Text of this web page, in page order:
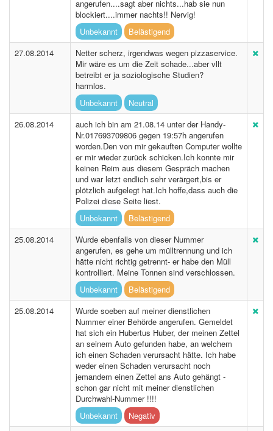
angerufen....sagt aber nichts...hab sie nun
blockiert....immer nachts!! Nervig!
Unbekannt
Belästigend
27.08.2014
Netter scherz, irgendwas wegen pizzaservice.
Mir wäre es um die Zeit schade...aber vllt
betreibt er ja soziologische Studien?
harmlos.
Unbekannt
Neutral
26.08.2014
auch ich bin am 21.08.14 unter der Handy-
Nr.017693709806 gegen 19:57h angerufen
worden.Den von mir gekauften Computer wollte
er mir wieder zurück schicken.Ich konnte mir
keinen Reim aus diesem Gespräch machen
und war letzt endlich sehr verärgert,bis er
plötzlich aufgelegt hat.Ich hoffe,dass auch die
Polizei diese Seite liest.
Unbekannt
Belästigend
25.08.2014
Wurde ebenfalls von dieser Nummer
angerufen, es gehe um mülltrennung und ich
hätte nicht richtig getrennt- er habe den Müll
kontrolliert. Meine Tonnen sind verschlossen.
Unbekannt
Belästigend
25.08.2014
Wurde soeben auf meiner dienstlichen
Nummer einer Behörde angerufen. Gemeldet
hat sich ein Hubertus Huber, der meinen Zettel
an seinem Auto gefunden habe, an welchem
ich einen Schaden verursacht hätte. Ich habe
weder einen Schaden verursacht noch
jemandem einen Zettel ans Auto gehängt -
schon gar nicht mit meiner dienstlichen
Durchwahl-Nummer !!!!
Unbekannt
Negativ